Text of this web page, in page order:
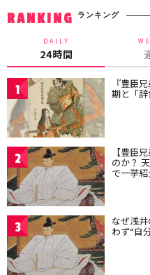
RANKING ランキング
DAILY
24時間
1 『豊臣
期と「
2 【豊臣
のか？
で一挙
3 なぜ浅
わず“自